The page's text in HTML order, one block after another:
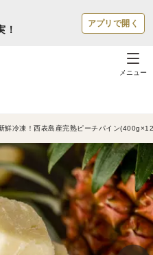
！
アプリで開く
メニュー
鮮冷凍！西表島産完熟ピーチパイン